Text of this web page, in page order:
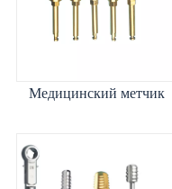
Медицинский метчик